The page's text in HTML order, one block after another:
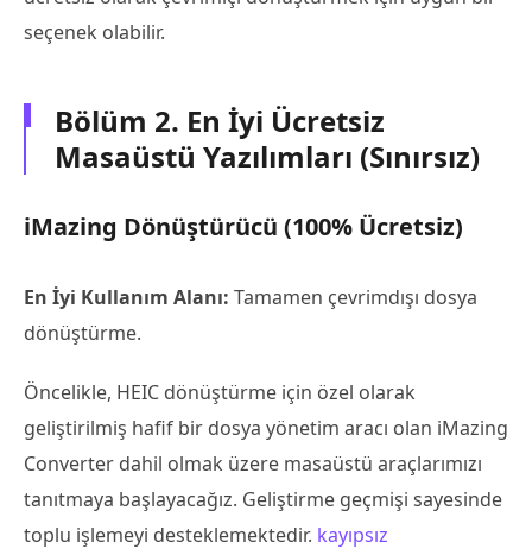
seçenek olabilir.
Bölüm 2. En İyi Ücretsiz
Masaüstü Yazılımları (Sınırsız)
iMazing Dönüştürücü (100% Ücretsiz)
En İyi Kullanım Alanı: Tamamen çevrimdışı dosya
dönüştürme.
Öncelikle, HEIC dönüştürme için özel olarak
geliştirilmiş hafif bir dosya yönetim aracı olan iMazing
Converter dahil olmak üzere masaüstü araçlarımızı
tanıtmaya başlayacağız. Geliştirme geçmişi sayesinde
toplu işlemeyi desteklemektedir. kayıpsız